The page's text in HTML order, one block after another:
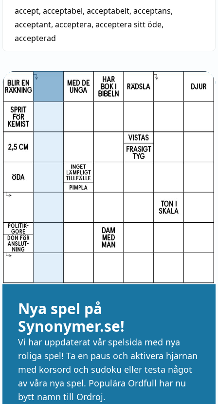
accept, acceptabel, acceptabelt, acceptans,
acceptant, acceptera, acceptera sitt öde,
accepterad
Nya spel på
Synonymer.se!
Vi har uppdaterat vår spelsida med nya
roliga spel! Ta en paus och aktivera hjärnan
med korsord och sudoku eller testa något
av våra nya spel. Populära Ordfull har nu
bytt namn till Ordröj.